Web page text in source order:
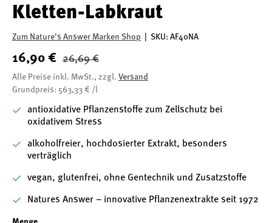
Kletten-Labkraut
Zum Nature's Answer Marken Shop SKU: AF40NA
16,90 € 26,69 €
Alle Preise inkl. MwSt., zzgl. Versand
Grundpreis: 563,33 € /l
antioxidative Pflanzenstoffe zum Zellschutz bei
oxidativem Stress
alkoholfreier, hochdosierter Extrakt, besonders
verträglich
vegan, glutenfrei, ohne Gentechnik und Zusatzstoffe
Natures Answer – innovative Pflanzenextrakte seit 1972